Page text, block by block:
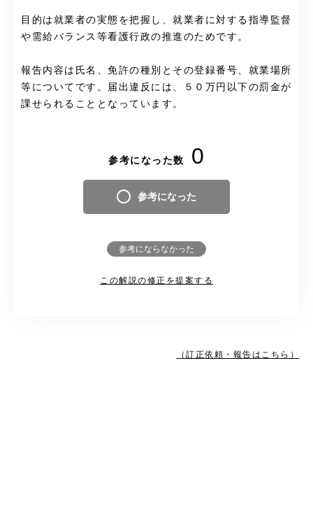
目的は就業者の実態を把握し、就業者に対する指導監督
や需給バランス等看護行政の推進のためです。
報告内容は氏名、免許の種別とその登録番号、就業場所
等についてです。届出違反には、５０万円以下の罰金が
課せられることとなっています。
参考になった数 0
参考になった
参考にならなかった
この解説の修正を提案する
（訂正依頼・報告はこちら）